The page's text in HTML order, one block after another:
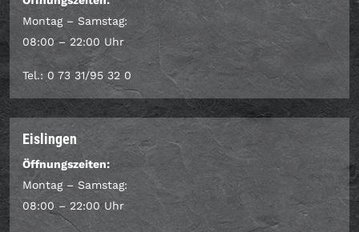
Montag – Samstag:
08:00 – 22:00 Uhr
Tel.: 0 73 31/95 32 0
Eislingen
Öffnungszeiten:
Montag – Samstag:
08:00 – 22:00 Uhr